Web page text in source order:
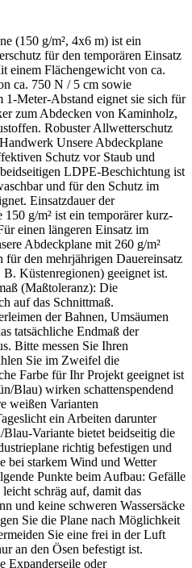
(150 g/m², 4x6 m) ist ein
für den temporären Einsatz
einem Flächengewicht von ca.
ca. 750 N / 5 cm sowie
Meter-Abstand eignet sie sich für
zum Abdecken von Kaminholz,
Robuster Allwetterschutz
Unsere Abdeckplane
Schutz vor Staub und
LDPE-Beschichtung ist
und für den Schutz im
Einsatzdauer der
g/m² ist ein temporärer kurz-
einen längeren Einsatz im
Abdeckplane mit 260 g/m²
für den mehrjährigen Dauereinsatz
Küstenregionen) geeignet ist.
(Maßtoleranz): Die
auf das Schnittmaß.
der Bahnen, Umsäumen
tatsächliche Endmaß der
Bitte messen Sie Ihren
Sie im Zweifel die
Farbe für Ihr Projekt geeignet ist
Blau) wirken schattenspendend
weißen Varianten
ein Arbeiten darunter
Variante bietet beidseitig die
richtig befestigen und
bei starkem Wind und Wetter
Punkte beim Aufbau: Gefälle
schräg auf, damit das
und keine schweren Wassersäcke
Sie die Plane nach Möglichkeit
Sie eine frei in der Luft
an den Ösen befestigt ist.
Expanderseile oder